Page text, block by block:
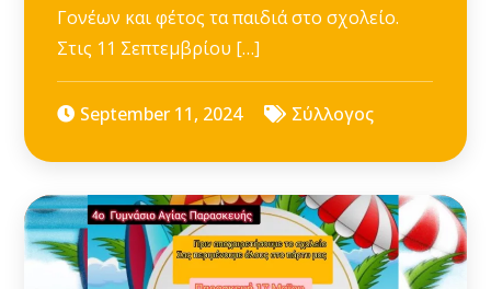
Γονέων και φέτος τα παιδιά στο σχολείο.
Στις 11 Σεπτεμβρίου […]
September 11, 2024 Σύλλογος